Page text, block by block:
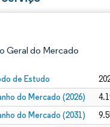
Geral do Mercado
de Estudo
do Mercado (2026)
do Mercado (2031)